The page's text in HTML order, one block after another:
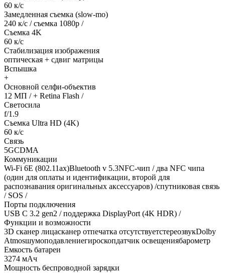
60 к/с
Замедленная съемка (slow-mo)
240 к/с / съемка 1080р /
Съемка 4K
60 к/с
Стабилизация изображения
оптическая + сдвиг матрицы
Вспышка
+
Основной селфи-объектив
12 МП / + Retina Flash /
Светосила
f/1.9
Съемка Ultra HD (4K)
60 к/с
Связь
5GCDMA
Коммуникации
Wi-Fi 6E (802.11ax)Bluetooth v 5.3NFC-чип / два NFC чипа
(один для оплаты и идентификации, второй для
распознавания оригинальных аксессуаров) /спутниковая связь
/ SOS /
Порты подключения
USB C 3.2 gen2 / поддержка DisplayPort (4K HDR) /
Функции и возможности
3D сканер лицасканер отпечатка отсутствуетстереозвукDolby
Atmosшумоподавлениегироскопдатчик освещениябарометр
Емкость батареи
3274 мАч
Мощность беспроводной зарядки